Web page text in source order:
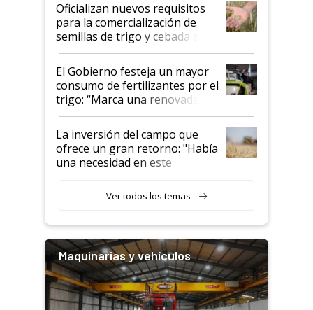
Oficializan nuevos requisitos
para la comercialización de
semillas de trigo y cebada a
granel
El Gobierno festeja un mayor
consumo de fertilizantes por el
trigo: “Marca una renovada
confianza de los productores”
La inversión del campo que
ofrece un gran retorno: "Había
una necesidad en este
Ver todos los temas
Maquinarias y vehículos